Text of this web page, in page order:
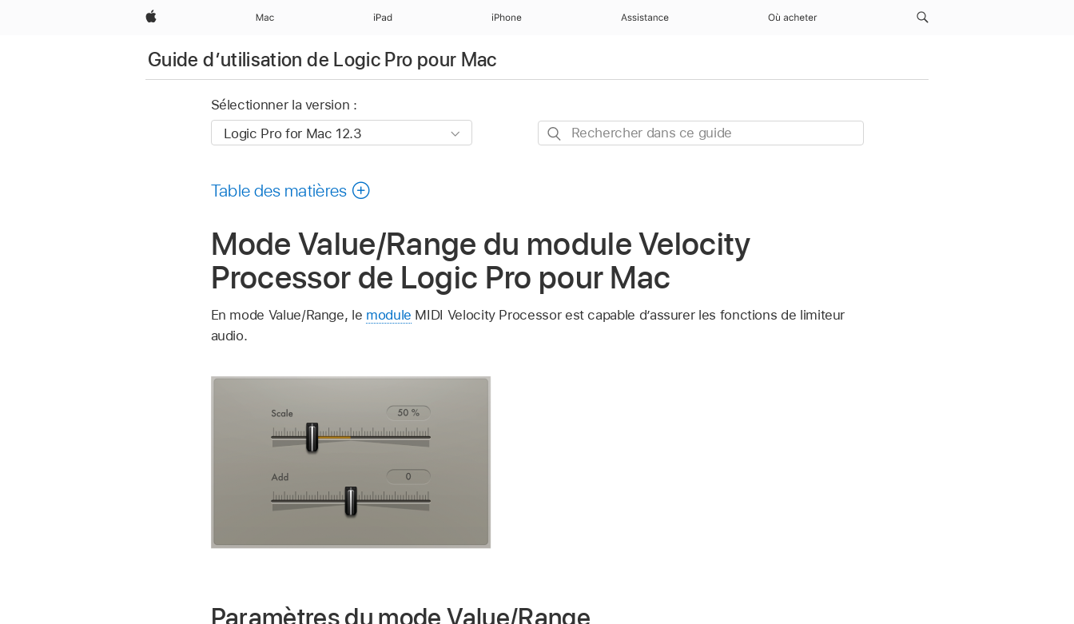
Apple Mac iPad iPhone Assistance Où acheter
Guide d’utilisation de Logic Pro pour Mac
Sélectionner la version :
Rechercher
Table des matières
Mode Value/Range du module Velocity
Processor de Logic Pro pour Mac
En mode Value/Range, le module MIDI Velocity Processor est capable d’assurer les fonctions de limiteur
audio.
Paramètres du mode Value/Range